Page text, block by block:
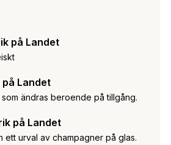
på Landet
Landet
ändras beroende på tillgång.
på Landet
ett urval av champagner på glas.